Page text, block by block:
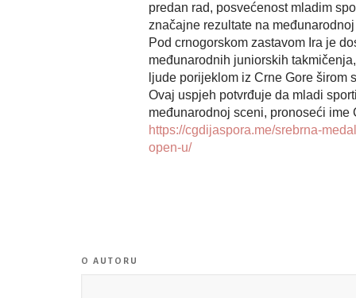
predan rad, posvećenost mladim
značajne rezultate na
Pod crnogorskom zastavom Ira je
međunarodnih juniorskih
ljude porijeklom iz Crne Gore širom
Ovaj uspjeh potvrđuje da mladi
međunarodnoj sceni, pronoseći
https://cgdijaspora.me/srebrna-
open-u/
O AUTORU